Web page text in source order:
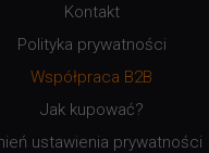
Kontakt
Polityka prywatności
Współpraca B2B
Jak kupować?
ustawienia prywatności